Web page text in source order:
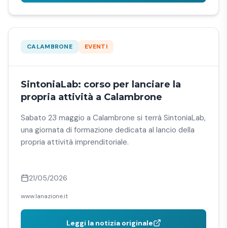
CALAMBRONE EVENTI
SintoniaLab: corso per lanciare la
propria attività a Calambrone
Sabato 23 maggio a Calambrone si terrà SintoniaLab,
una giornata di formazione dedicata al lancio della
propria attività imprenditoriale.
21/05/2026
www.lanazione.it
Leggi la notizia originale